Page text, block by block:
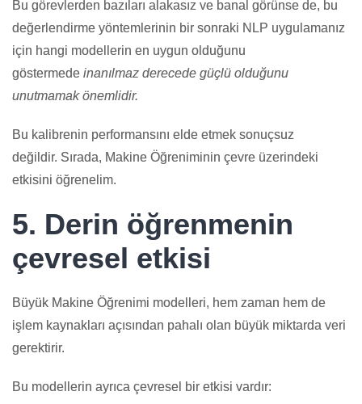
Bu görevlerden bazıları alakasız ve banal görünse de, bu
değerlendirme yöntemlerinin bir sonraki NLP uygulamanız
için hangi modellerin en uygun olduğunu
göstermede inanılmaz derecede güçlü olduğunu
unutmamak önemlidir.
Bu kalibrenin performansını elde etmek sonuçsuz
değildir. Sırada, Makine Öğreniminin çevre üzerindeki
etkisini öğrenelim.
5. Derin öğrenmenin
çevresel etkisi
Büyük Makine Öğrenimi modelleri, hem zaman hem de
işlem kaynakları açısından pahalı olan büyük miktarda veri
gerektirir.
Bu modellerin ayrıca çevresel bir etkisi vardır: